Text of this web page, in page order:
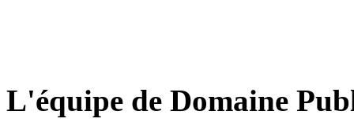
L'équipe de Domaine